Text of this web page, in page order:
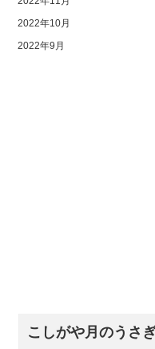
2022年10月
2022年9月
こしがや月のうさ